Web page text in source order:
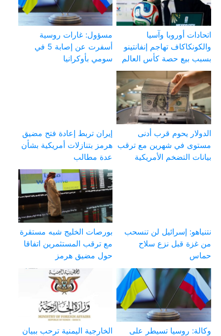
اتحادات أوروبا وآسيا
والكونكاكاف تهاجم إنفانتينو
بسبب بيع حصة كأس العالم
مسؤول: غارات روسية
أسفرت عن إصابة 5 في
سومي بأوكرانيا
الدولار يحوم قرب أدنى
مستوى في شهرين مع ترقب
بيانات التضخم الأمريكية
إيران تربط إعادة فتح مضيق
هرمز بتنازلات أمريكية بشأن
عدة مطالب
نتنياهو: إسرائيل لن تنسحب
من غزة قبل نزع سلاح
حماس
بورصات الخليج شبه مستقرة
مع ترقب المستثمرين اتفاقا
حول مضيق هرمز
وكالة: روسيا تسيطر على
الخارجية اليمنية ترحب ببيان